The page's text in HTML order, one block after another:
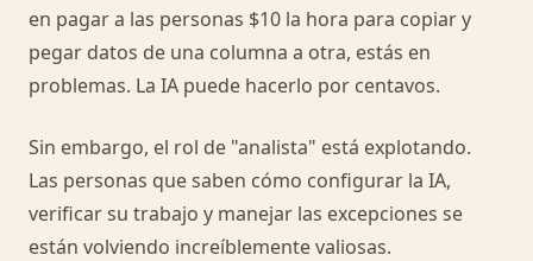
en pagar a las personas $10 la hora para copiar y
pegar datos de una columna a otra, estás en
problemas. La IA puede hacerlo por centavos.
Sin embargo, el rol de "analista" está explotando.
Las personas que saben cómo configurar la IA,
verificar su trabajo y manejar las excepciones se
están volviendo increíblemente valiosas.